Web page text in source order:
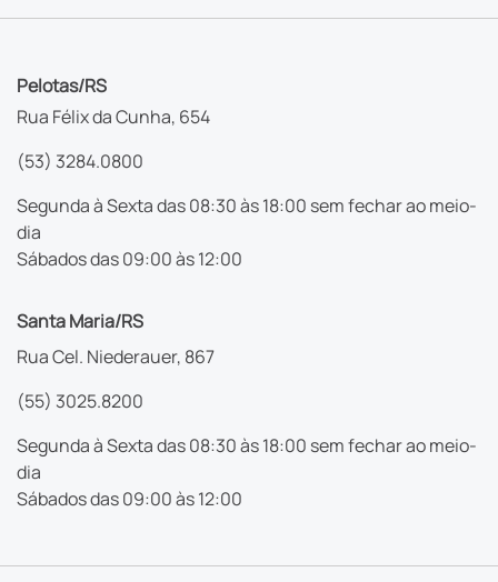
Pelotas/RS
Rua Félix da Cunha, 654
(53) 3284.0800
Segunda à Sexta das 08:30 às 18:00 sem fechar ao meio-
dia
Sábados das 09:00 às 12:00
Santa Maria/RS
Rua Cel. Niederauer, 867
(55) 3025.8200
Segunda à Sexta das 08:30 às 18:00 sem fechar ao meio-
dia
Sábados das 09:00 às 12:00